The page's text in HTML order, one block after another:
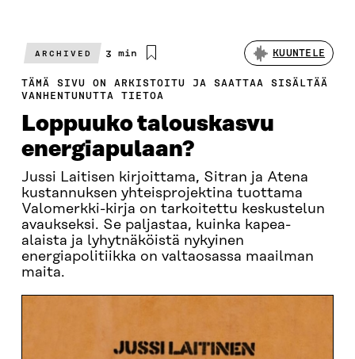
ARCHIVED
Arvioitu
3 min KUUNTELE
TÄMÄ SIVU ON ARKISTOITU JA SAATTAA SISÄLTÄÄ
VANHENTUNUTTA TIETOA
Loppuuko talouskasvu
energiapulaan?
Jussi Laitisen kirjoittama, Sitran ja Atena
kustannuksen yhteisprojektina tuottama
Valomerkki-kirja on tarkoitettu keskustelun
avaukseksi. Se paljastaa, kuinka kapea-
alaista ja lyhytnäköistä nykyinen
energiapolitiikka on valtaosassa maailman
maita.